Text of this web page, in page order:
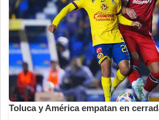
Toluca y América empatan en